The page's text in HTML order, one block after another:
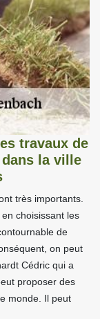
travaux de
la ville
très importants.
choisissant les
de
on peut
Cédric qui a
proposer des
monde. Il peut